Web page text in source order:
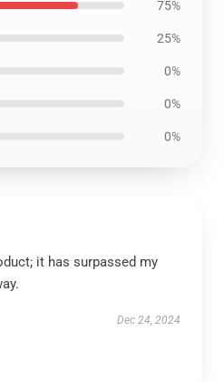
75%
25%
0%
0%
0%
it has surpassed my
Dec 24, 2024